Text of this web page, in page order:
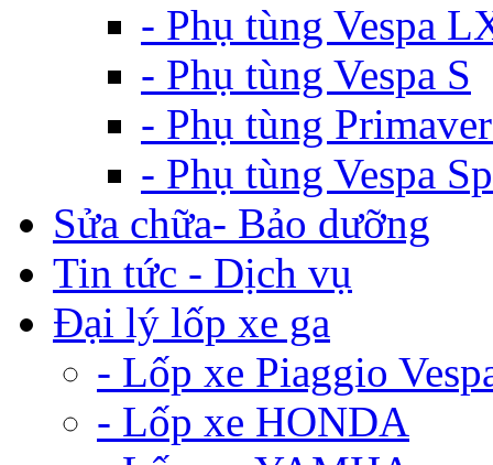
- Phụ tùng Vespa
- Phụ tùng Vespa S
- Phụ tùng
- Phụ tùng Vespa
Sửa chữa- Bảo dưỡng
Tin tức - Dịch vụ
Đại lý lốp xe ga
- Lốp xe Piaggio
- Lốp xe HONDA